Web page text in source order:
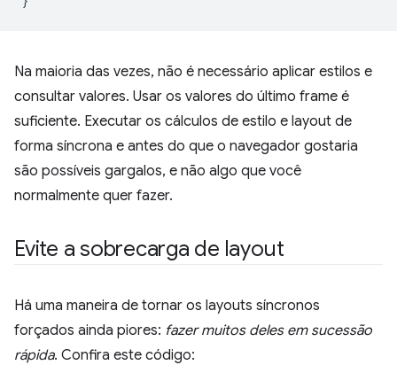
Na maioria das vezes, não é necessário aplicar estilos e
consultar valores. Usar os valores do último frame é
suficiente. Executar os cálculos de estilo e layout de
forma síncrona e antes do que o navegador gostaria
são possíveis gargalos, e não algo que você
normalmente quer fazer.
Evite a sobrecarga de layout
Há uma maneira de tornar os layouts síncronos
forçados ainda piores: fazer muitos deles em sucessão
rápida. Confira este código: